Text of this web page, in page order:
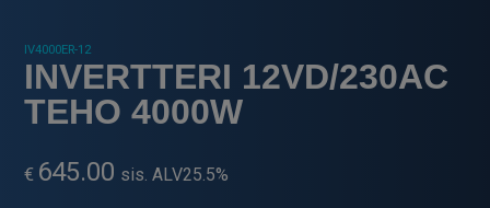
IV4000ER-12
INVERTTERI 12VD/230AC
TEHO 4000W
€ 645.00 sis. ALV25.5%